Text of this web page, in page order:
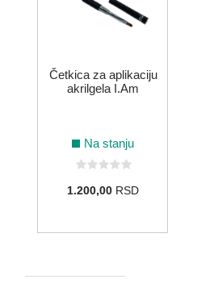
Četkica za aplikaciju
akrilgela I.Am
Na stanju
1.200,00RSD